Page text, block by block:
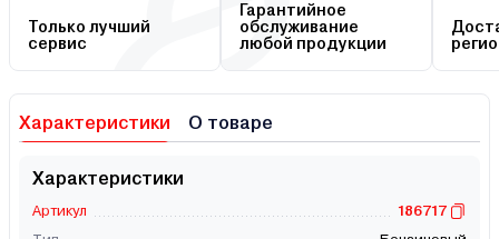
Только лучший
сервис
Гарантийное
обслуживание
любой продукции
Характеристики О товаре
Характеристики
Артикул
186717